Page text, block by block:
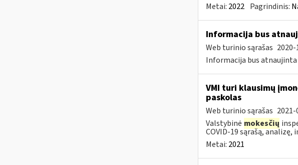
Metai: 2022 Pagrindinis:
Informacija bus
Web turinio sąrašas
Informacija bus atnaujinta
VMI turi klausimų
paskolas
Web turinio sąrašas
Valstybinė mokesčių
COVID-19 sąrašą,
Metai: 2021